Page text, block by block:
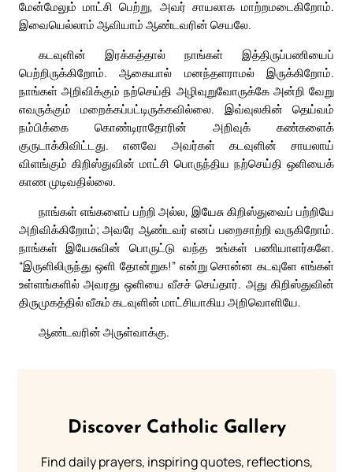
மேன்மேலும் மாட்சி பெற்று, அவர் சாயலாக மாற்றமடைகிறோம்.
இவையெல்லாம் ஆவியாம் ஆண்டவரின் செயலே.
கடவுளின் இரக்கத்தால் நாங்கள் இத்திருப்பணியைப்
பெற்றிருக்கிறோம். ஆகையால் மனந்தளராமல் இருக்கிறோம்.
நாங்கள் அறிவிக்கும் நற்செய்தி அழிவுறுவோருக்கே அன்றி வேறு
எவருக்கும் மறைக்கப்பட்டிருக்கவில்லை. இவ்வுலகின் தெய்வம்
நம்பிக்கை கொண்டிராதோரின் அறிவுக் கண்களைக்
குருடாக்கிவிட்டது. எனவே அவர்கள் கடவுளின் சாயலாய்
விளங்கும் கிறிஸ்துவின் மாட்சி பொருந்திய நற்செய்தி ஒளியைக்
காண முடிவதில்லை.
நாங்கள் எங்களைப் பற்றி அல்ல, இயேசு கிறிஸ்துவைப் பற்றியே
அறிவிக்கிறோம்; அவரே ஆண்டவர் எனப் பறைசாற்றி வருகிறோம்.
நாங்கள் இயேசுவின் பொருட்டு வந்த உங்கள் பணியாளர்களே.
“இருளிலிருந்து ஒளி தோன்றுக!” என்று சொன்ன கடவுளே எங்கள்
உள்ளங்களில் அவரது ஒளியை வீசச் செய்தார். அது கிறிஸ்துவின்
திருமுகத்தில் வீசும் கடவுளின் மாட்சியாகிய அறிவொளியே.
ஆண்டவரின் அருள்வாக்கு.
Discover Catholic Gallery
Find daily prayers, inspiring quotes, reflections,